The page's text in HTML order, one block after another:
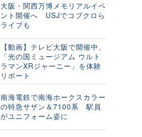
大阪・関西万博メモリアルイベ
ント開催へ USJでコブクロら
ライブも
【動画】テレビ大阪で開催中、
「光の国ミュージアム ウルト
ラマンXRジャーニー」を体験
リポート
南海電鉄で南海ホークスカラー
の特急サザン＆7100系 駅員
がユニフォーム姿に